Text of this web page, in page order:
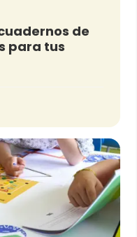
de
para tus